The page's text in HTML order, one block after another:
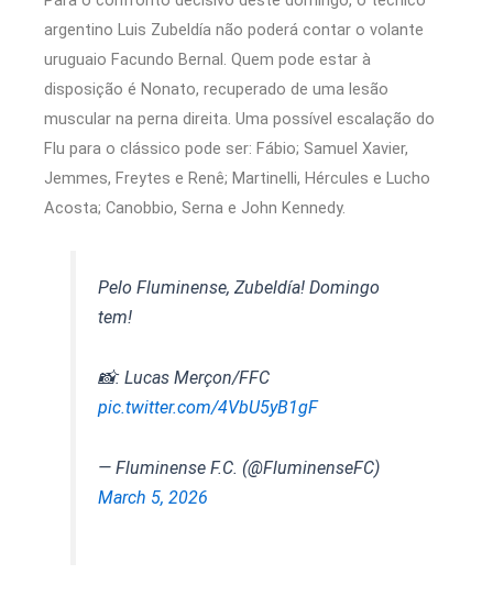
argentino Luis Zubeldía não poderá contar o volante
uruguaio Facundo Bernal. Quem pode estar à
disposição é Nonato, recuperado de uma lesão
muscular na perna direita. Uma possível escalação do
Flu para o clássico pode ser: Fábio; Samuel Xavier,
Jemmes, Freytes e Renê; Martinelli, Hércules e Lucho
Acosta; Canobbio, Serna e John Kennedy.
Pelo Fluminense, Zubeldía! Domingo
tem!
📸: Lucas Merçon/FFC
pic.twitter.com/4VbU5yB1gF
— Fluminense F.C. (@FluminenseFC)
March 5, 2026